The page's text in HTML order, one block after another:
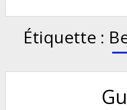
Étiquette :